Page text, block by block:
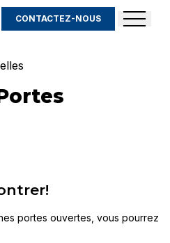
CONTACTEZ-NOUS
portes ouvertes, vous pourrez